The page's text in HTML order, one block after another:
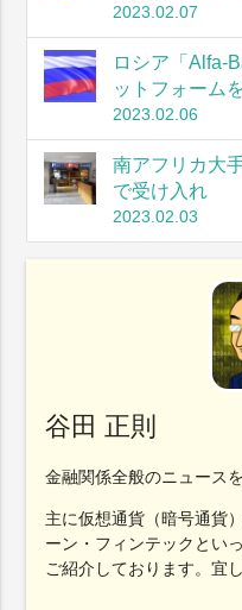
2023.02.07
ロシア「Alfa-
ットフォーム
2023.02.06
南アフリカ大
で受け入れ
2023.02.03
谷田 正則
金融関係全般のニュース
主に仮想通貨（暗号通貨
ーン・フィンテックとい
ご紹介しております。宜